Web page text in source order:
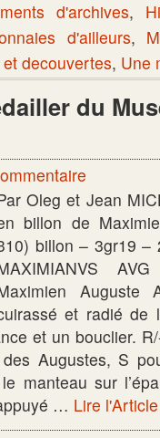
d'archives,
d'ailleurs,
decouvertes, Une
du
Oleg et Jean
billon de
billon – 3gr19 –
et radié de
et un bouclier.
Augustes, S
manteau sur
… Lire